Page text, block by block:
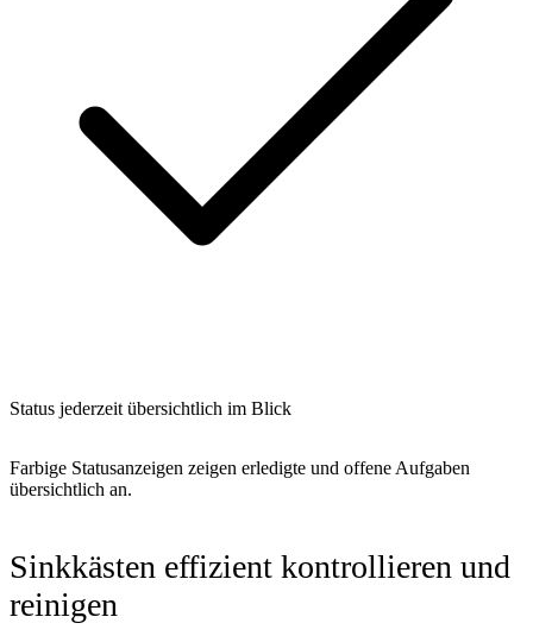
Status jederzeit übersichtlich im Blick
Farbige Statusanzeigen zeigen erledigte und offene Aufgaben
übersichtlich an.
Sinkkästen effizient kontrollieren und
reinigen